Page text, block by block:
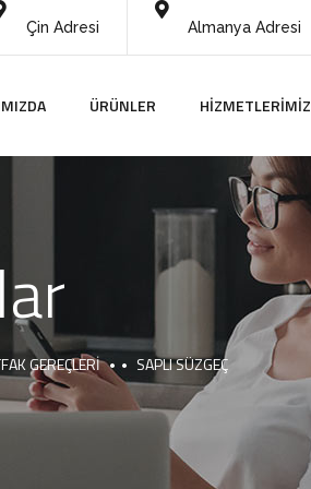
Çin Adresi Almanya Adresi
ÜRÜNLER HIZMETLERIMIZ
GEREÇLERI SAPLI SÜZGEÇ